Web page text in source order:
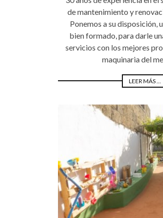
de mantenimiento y
Ponemos a su disposición,
bien formado, para darle
servicios con los mejores
maquinaria del
LEER MÁS ...